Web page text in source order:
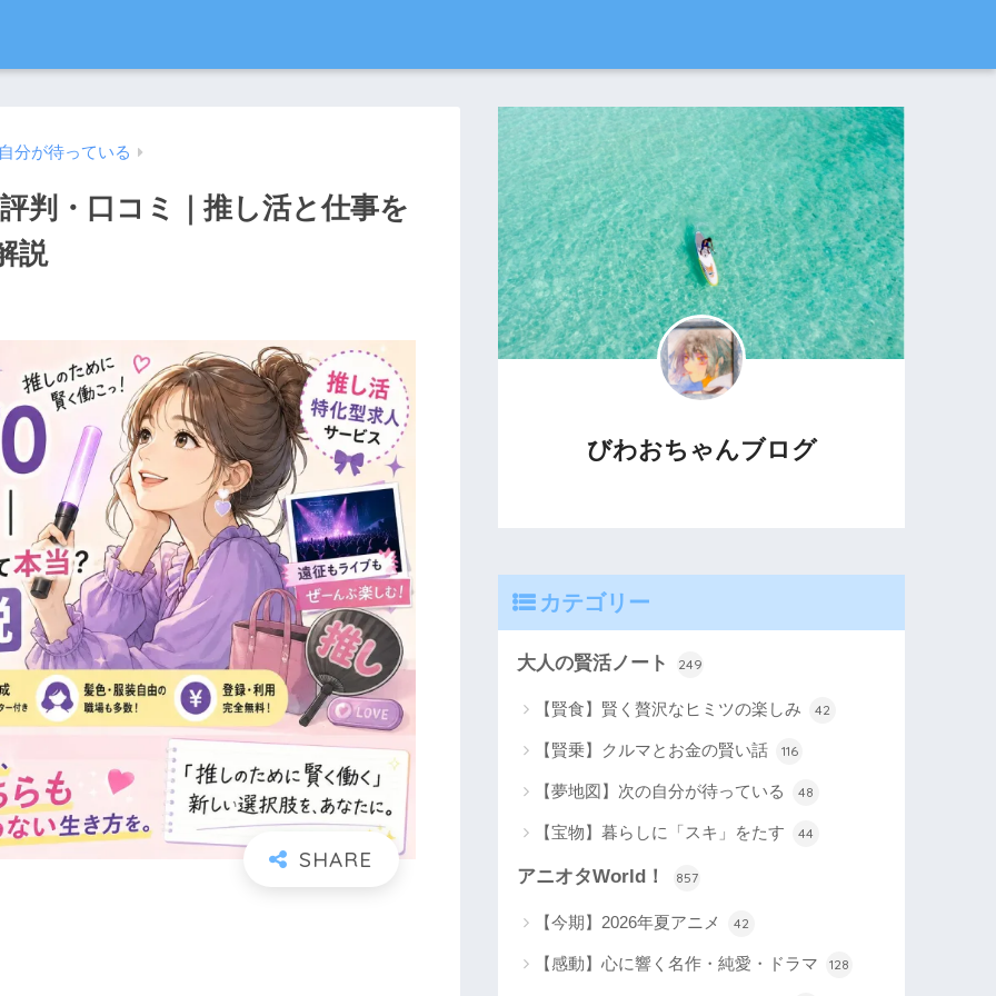
分が待っている
判・口コミ｜推し活と仕事を
説
びわおちゃんブログ
カテゴリー
大人の賢活ノート 249
【賢食】賢く贅沢なヒミツの楽しみ 42
【賢乗】クルマとお金の賢い話 116
【夢地図】次の自分が待っている 48
【宝物】暮らしに「スキ」をたす 44
アニオタWorld！ 857
【今期】2026年夏アニメ 42
【感動】心に響く名作・純愛・ドラマ 128